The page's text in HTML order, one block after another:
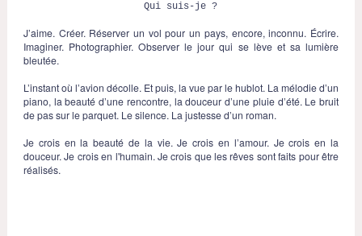
Qui suis-je ?
J’aime. Créer. Réserver un vol pour un pays, encore, inconnu. Écrire.
Imaginer. Photographier. Observer le jour qui se lève et sa lumière
bleutée.
L’instant où l’avion décolle. Et puis, la vue par le hublot. La mélodie d’un
piano, la beauté d’une rencontre, la douceur d’une pluie d’été. Le bruit
de pas sur le parquet. Le silence. La justesse d’un roman.
Je crois en la beauté de la vie. Je crois en l’amour. Je crois en la
douceur. Je crois en l'humain. Je crois que les rêves sont faits pour être
réalisés.